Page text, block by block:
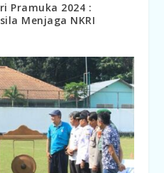
Pramuka 2024 :
Menjaga NKRI